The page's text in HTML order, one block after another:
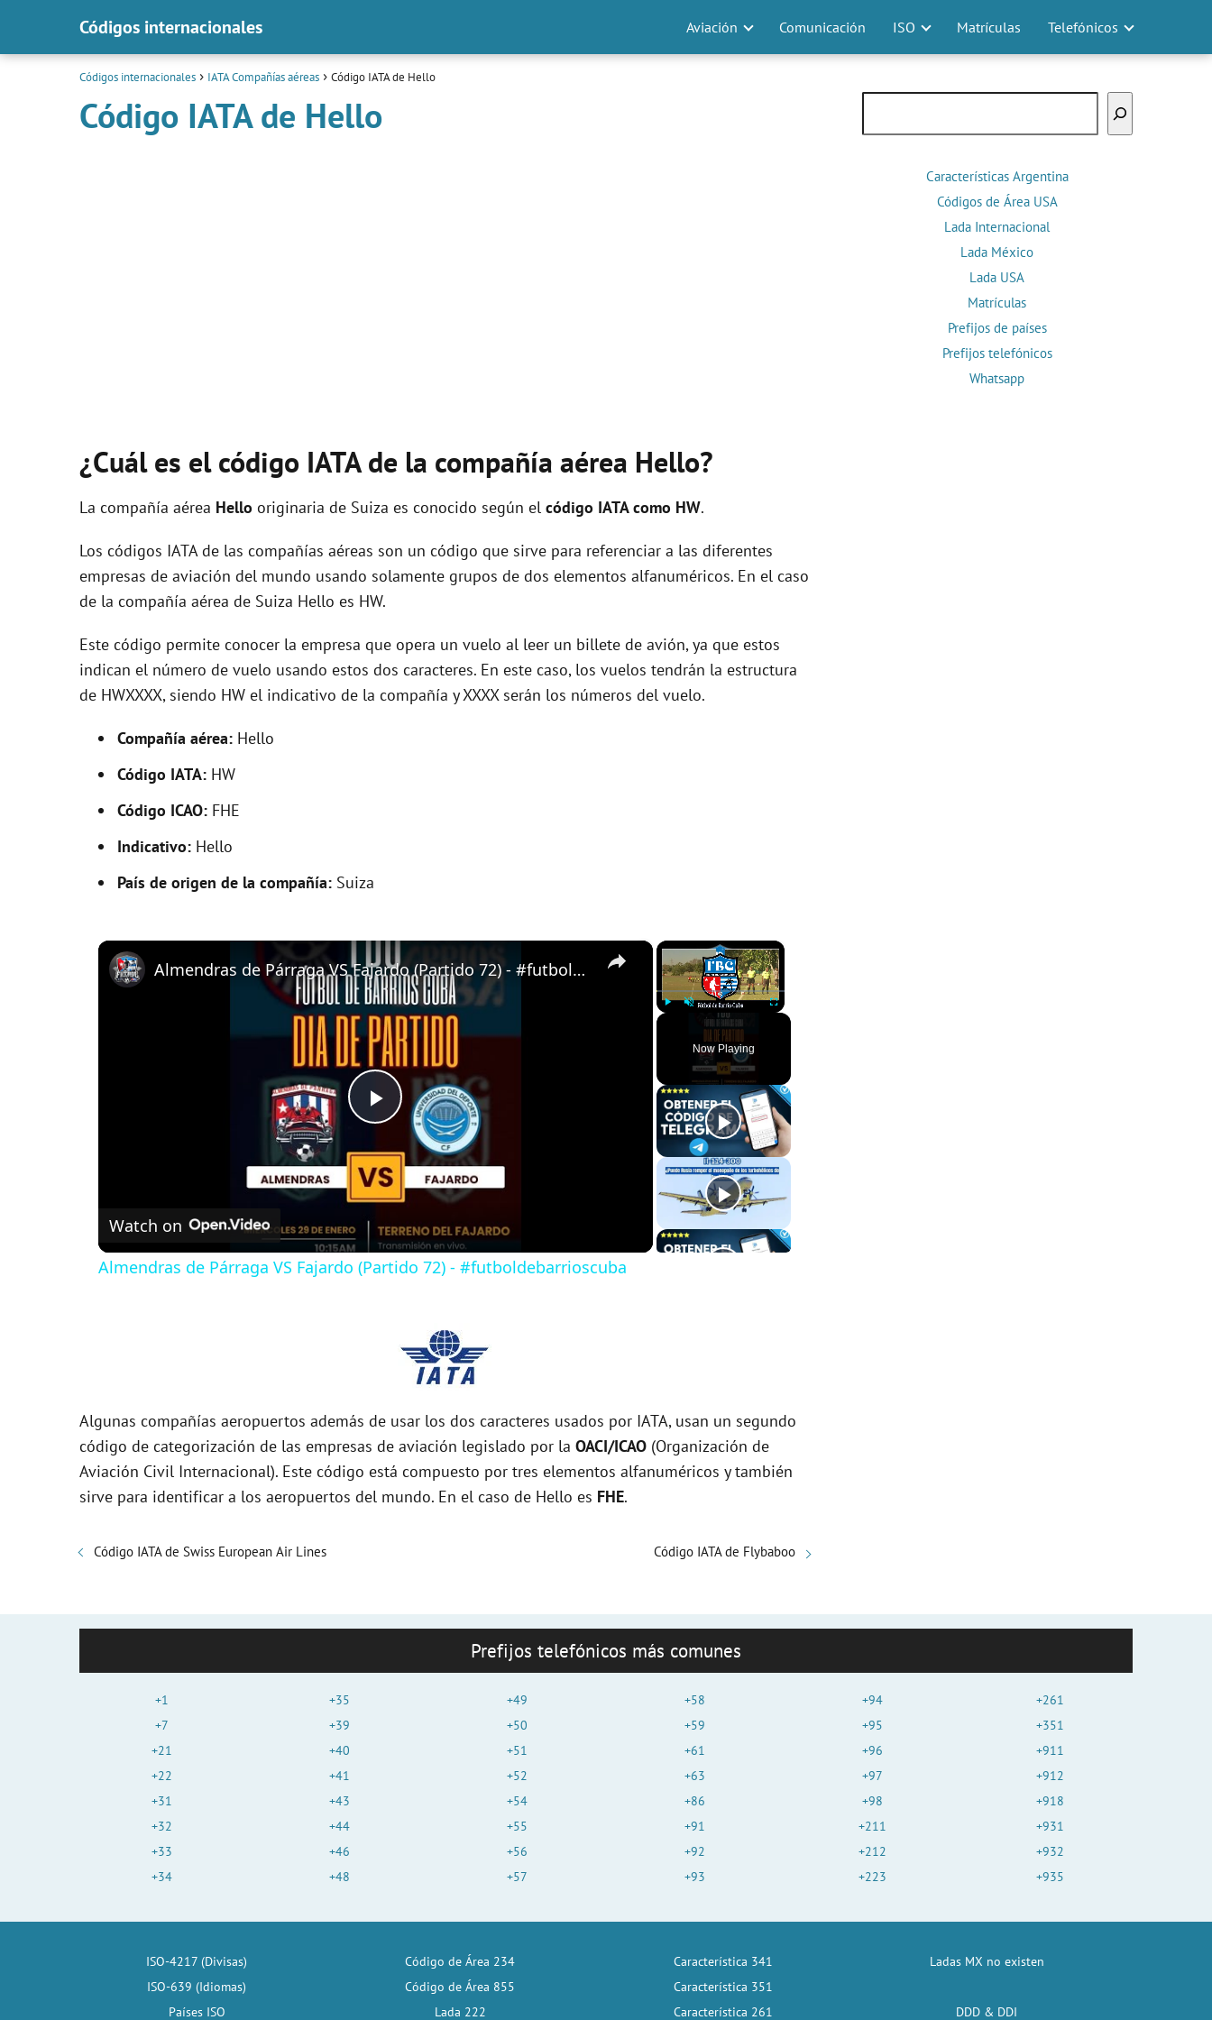
Códigos internacionales Aviación Comunicación ISO Matrículas Telefónicos
Códigos internacionales IATA Compañías aéreas Código IATA de Hello
Código IATA de Hello
¿Cuál es el código IATA de la compañía aérea Hello?
La compañía aérea Hello originaria de Suiza es conocido según el código IATA como HW.
Los códigos IATA de las compañías aéreas son un código que sirve para referenciar a las diferentes
empresas de aviación del mundo usando solamente grupos de dos elementos alfanuméricos. En el caso
de la compañía aérea de Suiza Hello es HW.
Este código permite conocer la empresa que opera un vuelo al leer un billete de avión, ya que estos
indican el número de vuelo usando estos dos caracteres. En este caso, los vuelos tendrán la estructura
de HWXXXX, siendo HW el indicativo de la compañía y XXXX serán los números del vuelo.
Compañía aérea: Hello
Código IATA: HW
Código ICAO: FHE
Indicativo: Hello
País de origen de la compañía: Suiza
×
Unmute Fullscreen
Now Playing
×
P
l
a
d
e
Almendras de Párraga VS Fajardo (Partido 72) - #futboldebarrioscuba
Watch on
Almendras de Párraga VS Fajardo (Partido 72) - #futboldebarrioscuba
Algunas compañías aeropuertos además de usar los dos caracteres usados por IATA, usan un segundo
código de categorización de las empresas de aviación legislado por la OACI/ICAO (Organización de
Aviación Civil Internacional). Este código está compuesto por tres elementos alfanuméricos y también
sirve para identificar a los aeropuertos del mundo. En el caso de Hello es FHE.
Código IATA de Swiss European Air Lines Código IATA de Flybaboo
Características Argentina
Códigos de Área USA
Lada Internacional
Lada México
Lada USA
Matrículas
Prefijos de países
Prefijos telefónicos
Whatsapp
Prefijos telefónicos más comunes
+1
+7
+21
+22
+31
+32
+33
+34
+35
+39
+40
+41
+43
+44
+46
+48
+49
+50
+51
+52
+54
+55
+56
+57
+58
+59
+61
+63
+86
+91
+92
+93
+94
+95
+96
+97
+98
+211
+212
+223
+261
+351
+911
+912
+918
+931
+932
+935
ISO-4217 (Divisas)
ISO-639 (Idiomas)
Países ISO
Código de Área 234
Código de Área 855
Lada 222
Característica 341
Característica 351
Característica 261
Ladas MX no existen
DDD & DDI